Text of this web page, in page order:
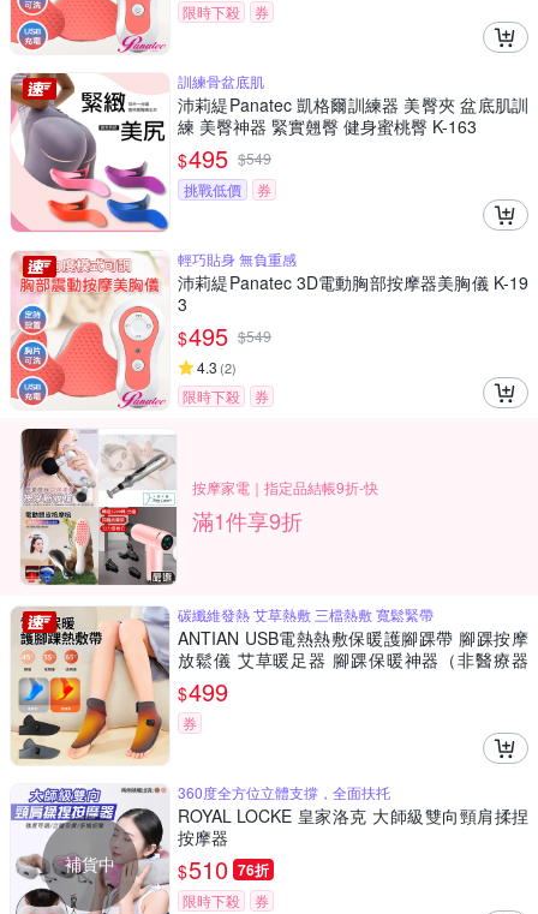
限時下殺
券
訓練骨盆底肌
沛莉緹Panatec 凱格爾訓練器 美臀夾 盆底肌訓
練 美臀神器 緊實翹臀 健身蜜桃臀 K-163
$495 $549
挑戰低價
券
輕巧貼身 無負重感
沛莉緹Panatec 3D電動胸部按摩器美胸儀 K-19
3
$495 $549
4.3 (2)
限時下殺 券
按摩家電｜指定品結帳9折-快
滿1件享9折
碳纖維發熱 艾草熱敷 三檔熱敷 寬鬆緊帶
ANTIAN USB電熱熱敷保暖護腳踝帶 腳踝按摩
放鬆儀 艾草暖足器 腳踝保暖神器（非醫療器
材）
$499
券
補貨中
360度全方位立體支撐，全面扶托
ROYAL LOCKE 皇家洛克 大師級雙向頸肩揉捏
按摩器
$510 76折
限時下殺 券